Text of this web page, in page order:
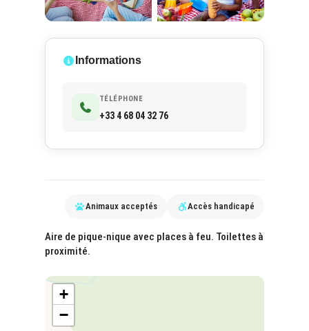
Animaux acceptés Accès handicapé
Aire de pique-nique avec places à feu. Toilettes à
proximité.
+
−
Informations
TÉLÉPHONE
+33 4 68 04 32 76